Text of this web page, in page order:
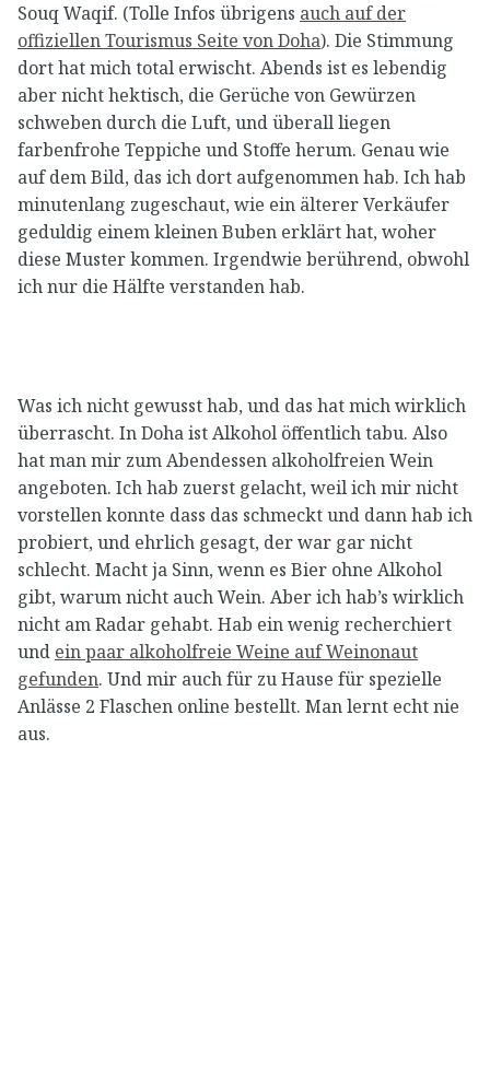
Souq Waqif. (Tolle Infos übrigens auch auf der
offiziellen Tourismus Seite von Doha). Die Stimmung
dort hat mich total erwischt. Abends ist es lebendig
aber nicht hektisch, die Gerüche von Gewürzen
schweben durch die Luft, und überall liegen
farbenfrohe Teppiche und Stoffe herum. Genau wie
auf dem Bild, das ich dort aufgenommen hab. Ich hab
minutenlang zugeschaut, wie ein älterer Verkäufer
geduldig einem kleinen Buben erklärt hat, woher
diese Muster kommen. Irgendwie berührend, obwohl
ich nur die Hälfte verstanden hab.
Was ich nicht gewusst hab, und das hat mich wirklich
überrascht. In Doha ist Alkohol öffentlich tabu. Also
hat man mir zum Abendessen alkoholfreien Wein
angeboten. Ich hab zuerst gelacht, weil ich mir nicht
vorstellen konnte dass das schmeckt und dann hab ich
probiert, und ehrlich gesagt, der war gar nicht
schlecht. Macht ja Sinn, wenn es Bier ohne Alkohol
gibt, warum nicht auch Wein. Aber ich hab’s wirklich
nicht am Radar gehabt. Hab ein wenig recherchiert
und ein paar alkoholfreie Weine auf Weinonaut
gefunden. Und mir auch für zu Hause für spezielle
Anlässe 2 Flaschen online bestellt. Man lernt echt nie
aus.